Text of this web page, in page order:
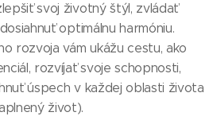
svoj životný štýl, zvládať
optimálnu harmóniu.
rozvoja vám ukážu cestu, ako
rozvíjať svoje schopnosti,
úspech v každej oblasti života
život).